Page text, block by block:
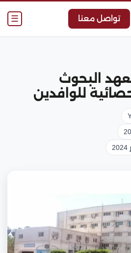
☰ تواصل معنا
البحوث
للوافدين